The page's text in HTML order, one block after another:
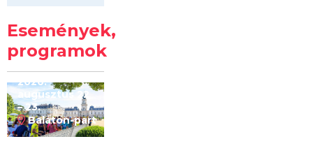
Események,
programok
Kilóméterek
2026
2026.
augusztus 22
– 23.
Balaton-part